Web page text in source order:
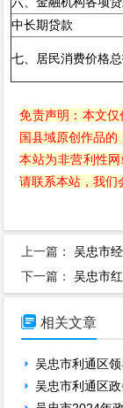
中长期贷款
七、居民消费价格
免责声明：本文
国县域原创作品的
本站为非营利性
请联系本站，我们
上一篇：吴忠市
下一篇：吴忠市
 相关文章
吴忠市利通区领
吴忠市利通区